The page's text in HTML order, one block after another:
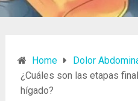
Home Dolor
¿Cuáles son las etapas
hígado?